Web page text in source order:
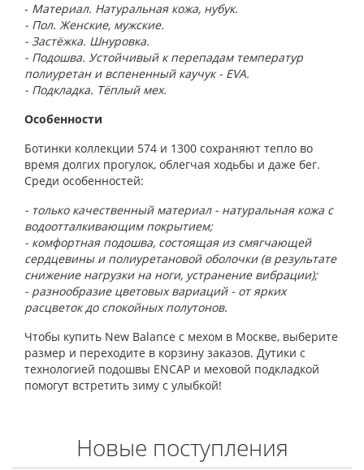
- Материал. Натуральная кожа, нубук.
- Пол. Женские, мужские.
- Застёжка. Шнуровка.
- Подошва. Устойчивый к перепадам температур
полиуретан и вспененный каучук - EVA.
- Подкладка. Тёплый мех.
Особенности
Ботинки коллекции 574 и 1300 сохраняют тепло во
время долгих прогулок, облегчая ходьбы и даже бег.
Среди особенностей:
- только качественный материал - натуральная кожа с
водоотталкивающим покрытием;
- комфортная подошва, состоящая из смягчающей
сердцевины и полиуретановой оболочки (в результате
снижение нагрузки на ноги, устранение вибрации);
- разнообразие цветовых вариаций - от ярких
расцветок до спокойных полутонов.
Чтобы купить New Balance с мехом в Москве, выберите
размер и переходите в корзину заказов. Дутики с
технологией подошвы ENCAP и меховой подкладкой
помогут встретить зиму с улыбкой!
Новые поступления